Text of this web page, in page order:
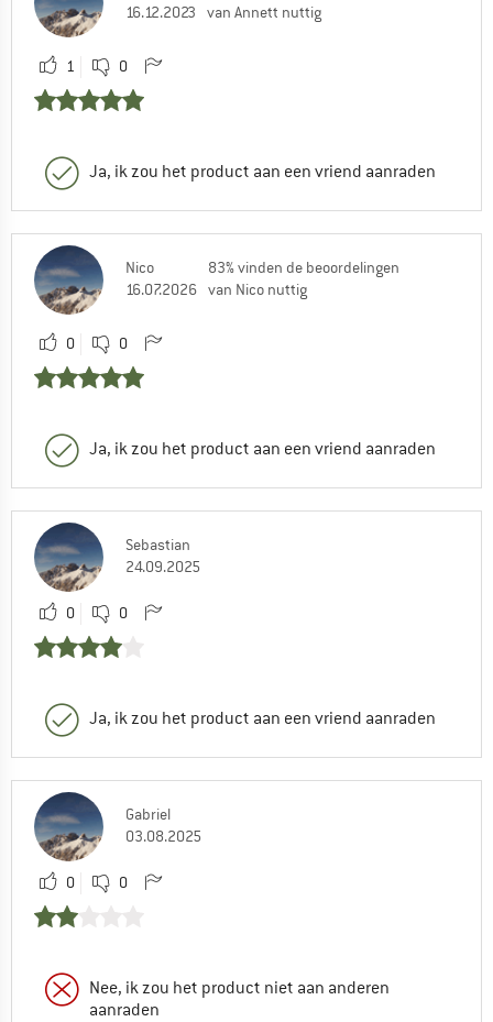
16.12.2023 van Annett nuttig
1 0
Ja, ik zou het product aan een vriend aanraden
Nico
16.07.2026
83% vinden de beoordelingen
van Nico nuttig
0 0
Ja, ik zou het product aan een vriend aanraden
Sebastian
24.09.2025
0 0
Ja, ik zou het product aan een vriend aanraden
Gabriel
03.08.2025
0 0
Nee, ik zou het product niet aan anderen
aanraden